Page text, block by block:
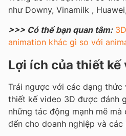
như Downy, Vinamilk ,
>>> Có thể bạn quan tâm:
animation khác gì so với
Lợi ích của thiết kế
Trái ngược với các dạng thức
thiết kế video 3D được đánh
những tác động mạnh mẽ mà
đến cho doanh nghiệp và các